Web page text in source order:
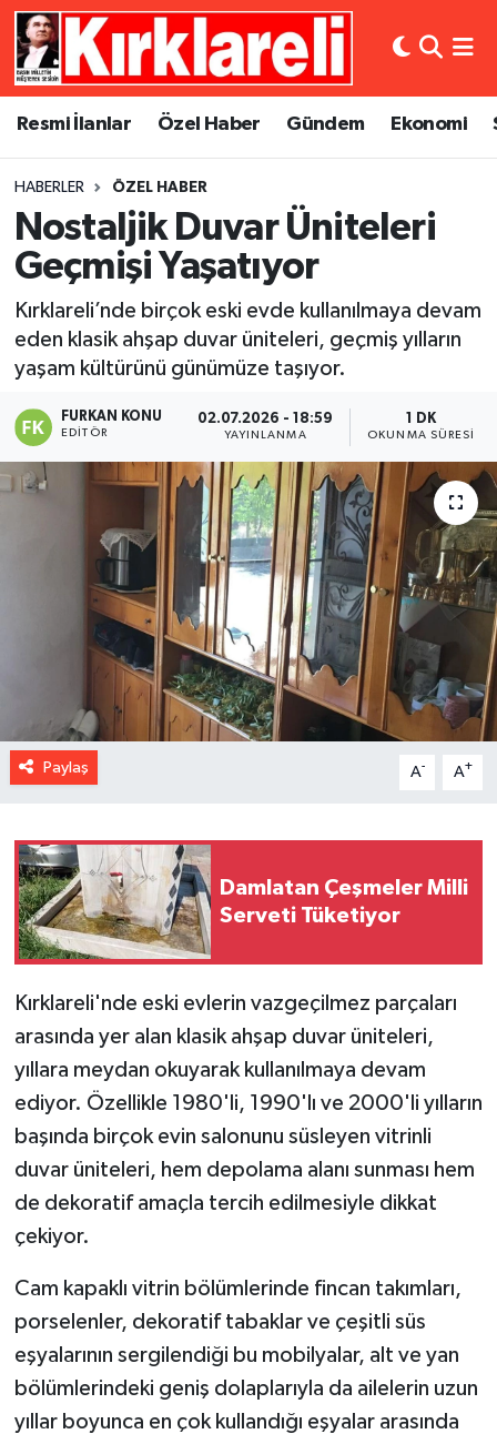
Resmi İlanlar Özel Haber Gündem Ekonomi
HABERLER ÖZEL HABER
Nostaljik Duvar Üniteleri
Geçmişi Yaşatıyor
Kırklareli’nde birçok eski evde kullanılmaya devam
eden klasik ahşap duvar üniteleri, geçmiş yılların
yaşam kültürünü günümüze taşıyor.
FURKAN KONU
EDITÖR
02.07.2026 - 18:59
YAYINLANMA
1 DK
OKUNMA SÜRESI
Paylaş A- A+
Damlatan Çeşmeler Milli
Serveti Tüketiyor
Kırklareli'nde eski evlerin vazgeçilmez parçaları
arasında yer alan klasik ahşap duvar üniteleri,
yıllara meydan okuyarak kullanılmaya devam
ediyor. Özellikle 1980'li, 1990'lı ve 2000'li yılların
başında birçok evin salonunu süsleyen vitrinli
duvar üniteleri, hem depolama alanı sunması hem
de dekoratif amaçla tercih edilmesiyle dikkat
çekiyor.
Cam kapaklı vitrin bölümlerinde fincan takımları,
porselenler, dekoratif tabaklar ve çeşitli süs
eşyalarının sergilendiği bu mobilyalar, alt ve yan
bölümlerindeki geniş dolaplarıyla da ailelerin uzun
yıllar boyunca en çok kullandığı eşyalar arasında
Resmi İlanlar
Gündem
Ekonomi
Siyaset
Spor
Asayiş
Dünya
Eğitim
Kültür Sanat
Magazin
Medya
Sağlık
Künye
Gizlilik Sözleşmesi
Merkez Nöbetçi Eczaneler
Merkez Trafik Yoğunluk Haritası
Süper Lig Puan Durumu ve Fikstür
Tüm Manşetler
Son Dakika Haberleri
Haber Arşivi